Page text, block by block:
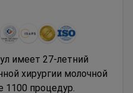
имеет 27-летний
хирургии молочной
процедур.